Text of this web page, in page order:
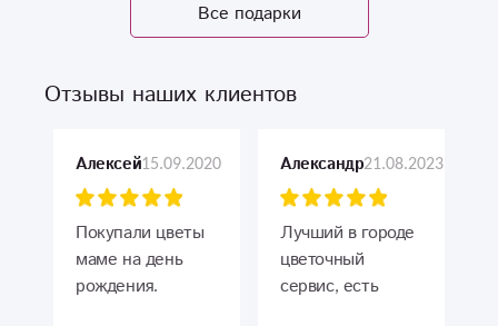
Все подарки
Отзывы наших клиентов
Алексей15.09.2020
Покупали цветы
маме на день
рождения.
Александр21.08.2023
Лучший в городе
цветочный
сервис, есть